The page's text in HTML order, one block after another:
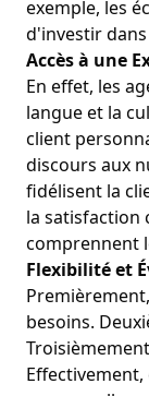
exemple, les
d'investir
Accès à une
En effet, les
langue et la
client
discours aux
fidélisent la
la satisfaction
comprennent
Flexibilité et
besoins.